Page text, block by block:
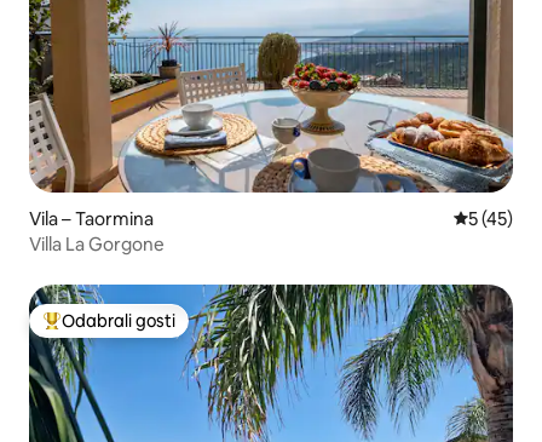
Vila – Taormina Prosječna
5 (45)
Villa La Gorgone
Među najviše rangiranima s oznakom „Odabrali gosti”
Odabrali gosti